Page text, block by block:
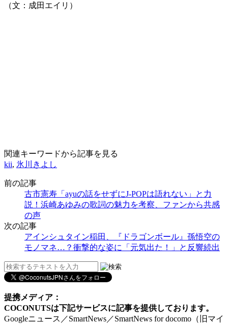
（文：成田エイリ）
関連キーワードから記事を見る
kii, 氷川きよし
前の記事
古市憲寿「ayuの話をせずにJ-POPは語れない」と力
説！浜崎あゆみの歌詞の魅力を考察、ファンから共感
の声
次の記事
アインシュタイン稲田、『ドラゴンボール』孫悟空の
モノマネ…？衝撃的な姿に「元気出た！」と反響続出
提携メディア：
COCONUTSは下記サービスに記事を提供しております。
Googleニュース／SmartNews／SmartNews for docomo（旧マイ